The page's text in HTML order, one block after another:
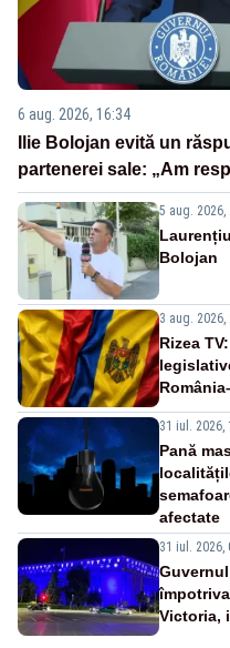
6 aug. 2026, 16:34
Ilie Bolojan evită un
partenerei sale: „Am
5 aug. 2026,
Bolojan
3 aug. 2026,
Rizea
31 iul. 2026,
Pană
afectate
31 iul. 2026,
Victoria,